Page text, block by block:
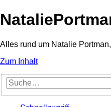
Alles rund um Natalie
Zum Inhalt